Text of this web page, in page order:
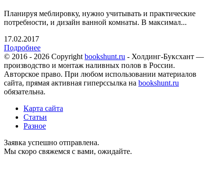
Планируя меблировку, нужно учитывать и практические
потребности, и дизайн ванной комнаты. В максимал...
17.02.2017
Подробнее
© 2016 - 2026 Copyright bookshunt.ru - Холдинг-Буксхант —
производство и монтаж наливных полов в России.
Авторское право. При любом использовании материалов
сайта, прямая активная гиперссылка на bookshunt.ru
обязательна.
Карта сайта
Статьи
Разное
Заявка успешно отправлена.
Мы скоро свяжемся с вами, ожидайте.